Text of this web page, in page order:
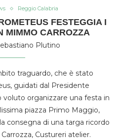
Reggio Calabria
FESTEGGIA I
MIMMO CARROZZA
Plutino
traguardo, che è stato
guidati dal Presidente
organizzare una festa in
piazza Primo Maggio,
consegna di una targa ricordo
Custureri atelier.